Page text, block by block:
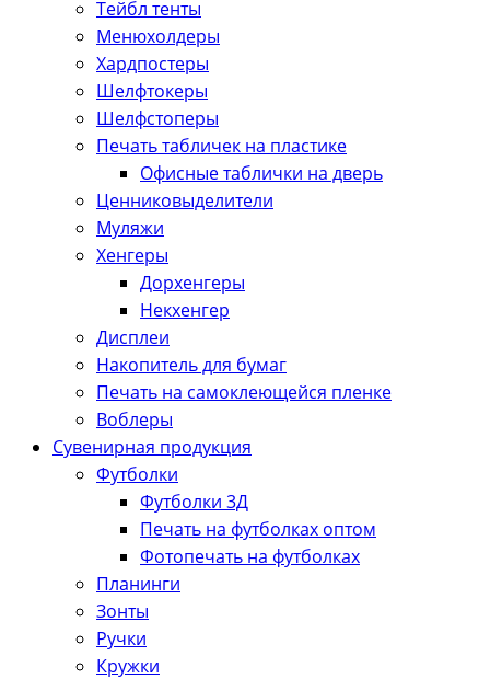
Тейбл тенты
Менюхолдеры
Хардпостеры
Шелфтокеры
Шелфстоперы
Печать табличек на пластике
Офисные таблички на дверь
Ценниковыделители
Муляжи
Хенгеры
Дорхенгеры
Некхенгер
Дисплеи
Накопитель для бумаг
Печать на самоклеющейся пленке
Воблеры
Сувенирная продукция
Футболки
Футболки 3Д
Печать на футболках оптом
Фотопечать на футболках
Планинги
Зонты
Ручки
Кружки